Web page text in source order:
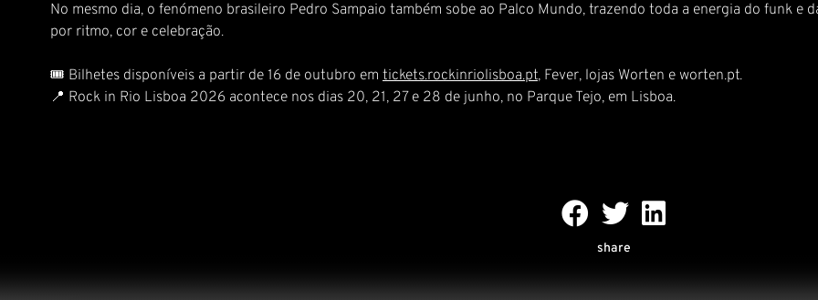
No mesmo dia, o fenómeno brasileiro Pedro Sampaio também sobe ao Palco Mundo, trazendo toda a energia do funk e
por ritmo, cor e celebração.
🎟️ Bilhetes disponíveis a partir de 16 de outubro em tickets.rockinriolisboa.pt, Fever, lojas Worten e worten.pt.
📍 Rock in Rio Lisboa 2026 acontece nos dias 20, 21, 27 e 28 de junho, no Parque Tejo, em Lisboa.
share